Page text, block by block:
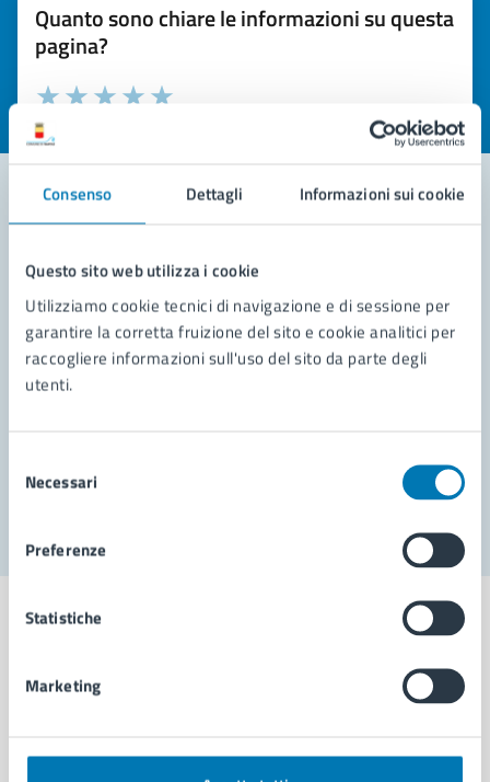
Consenso Dettagli Informazioni sui cookie
Questo sito web utilizza i cookie
Utilizziamo cookie tecnici di navigazione e di sessione per
garantire la corretta fruizione del sito e cookie analitici per
raccogliere informazioni sull'uso del sito da parte degli
utenti.
delNecessari
Preferenze
Statistiche
Marketing
Quanto sono chiare le informazioni su questa
pagina?
Valuta la chiarezza delle informazioni (da 1 a 5 stelle)
Seleziona il numero di stelle per valutare la chiarezza delle
Valuta 1 stelle su 5
Richiedi assistenza
Segnala disservizio
Comune di Napoli
AMMINISTRAZIONE